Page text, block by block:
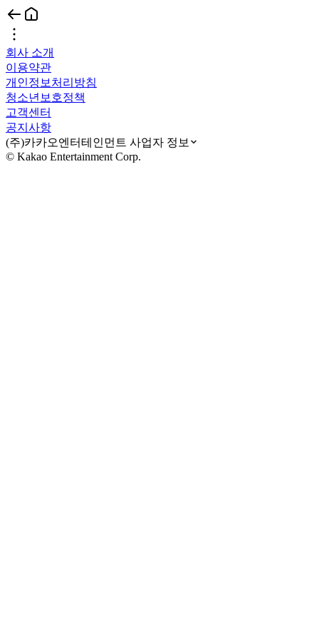
회사 소개
이용약관
개인정보처리방침
청소년보호정책
고객센터
공지사항
(주)카카오엔터테인먼트 사업자 정보
© Kakao Entertainment Corp.